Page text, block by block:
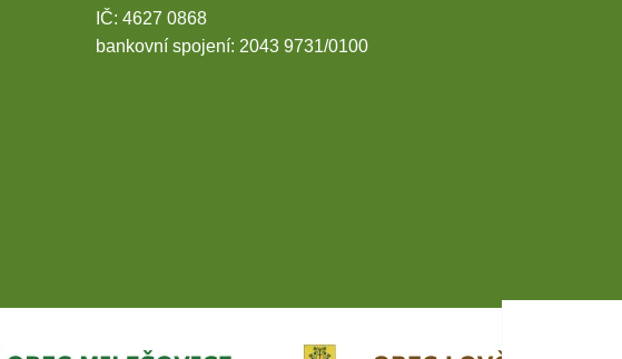
IČ: 4627 0868
bankovní spojení: 2043 9731/0100